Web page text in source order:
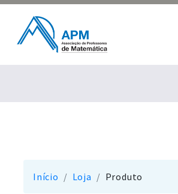
Início Loja Produto